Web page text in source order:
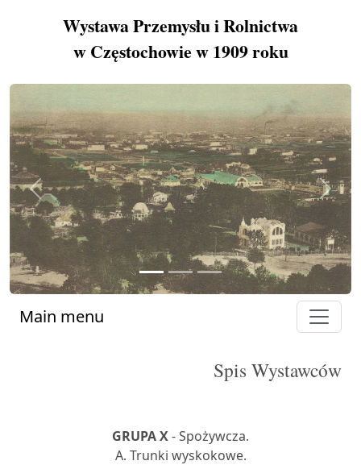
Wystawa Przemysłu i Rolnictwa
w Częstochowie w 1909 roku
Previous Next
Main menu
Spis Wystawców
GRUPA X- Spożywcza.
A. Trunki wyskokowe.